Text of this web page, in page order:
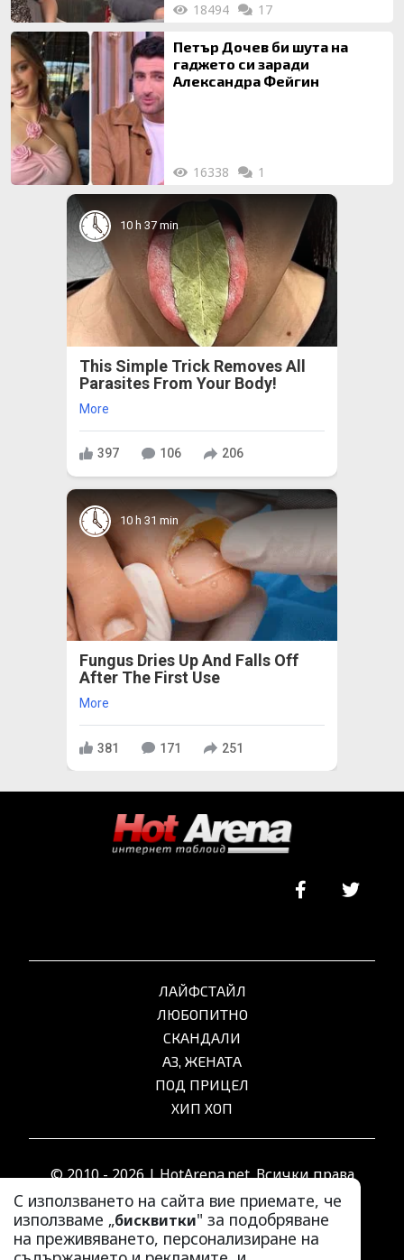
18494 17
Петър Дочев би шута на
гаджето си заради
Александра Фейгин
16338 1
10 h 37 min
This Simple Trick Removes All
Parasites From Your Body!
More
397 106 206
10 h 31 min
Fungus Dries Up And Falls Off
After The First Use
More
381 171 251
С използването на сайта вие приемате, че
използваме „бисквитки" за подобряване
на преживяването, персонализиране на
ЛАЙФСТАЙЛ
ЛЮБОПИТНО
СКАНДАЛИ
АЗ, ЖЕНАТА
ПОД ПРИЦЕЛ
ХИП ХОП
© 2010 - 2026 | HotArena.net. Всички права
запазени.
РЕКЛАМА